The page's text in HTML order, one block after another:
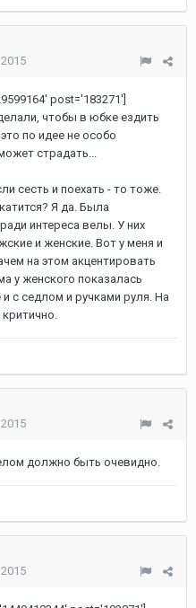
post='183271']
чтобы в юбке ездить
по идее не особо
страдать...
сесть и поехать - то тоже.
Я да. Была
интереса велы. У них
и женские. Вот у меня и
на этом акцентировать
у женского показалась
с седлом и ручками руля. На
должно быть очевидно.